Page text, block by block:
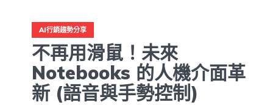
AI行銷趨勢分享
不再用滑鼠！未來
Notebooks 的人機介面革
新 (語音與手勢控制)